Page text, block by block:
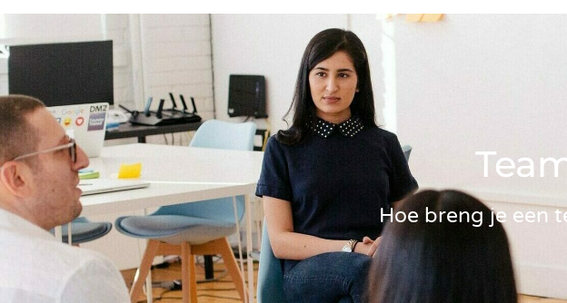
Hoe breng je een